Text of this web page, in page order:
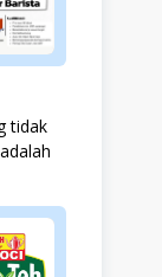
tidak